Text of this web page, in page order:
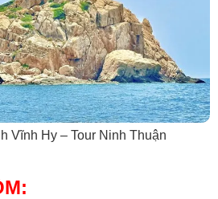
Vĩnh Hy – Tour Ninh Thuận